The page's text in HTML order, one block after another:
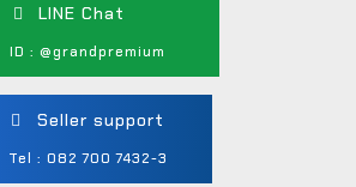
LINE Chat
ID : @grandpremium
Seller support
Tel : 082 700 7432-3